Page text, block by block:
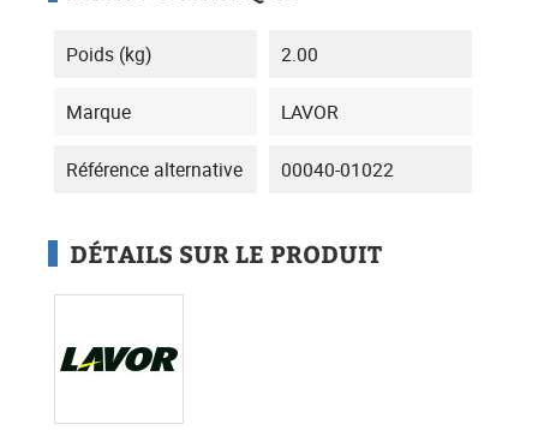
Poids (kg) 2.00
Marque LAVOR
Référence alternative 00040-01022
DÉTAILS SUR LE PRODUIT